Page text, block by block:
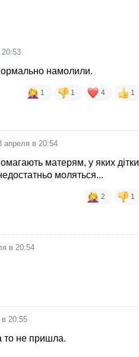
намолили.
1 1 4 1
апреля в 20:54
матерям, у яких дітки
моляться...
2 1
в 20:54
20:55
то не пришла.